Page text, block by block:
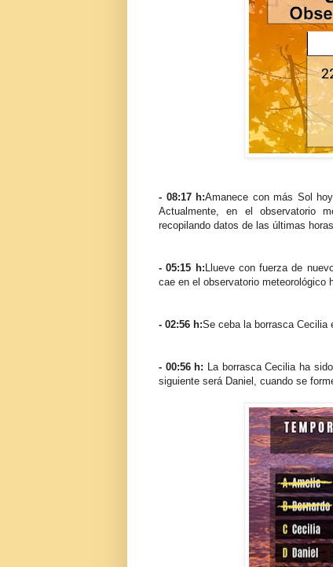
- 08:17 h:Amanece con más Sol
Actualmente, en el observatorio
recopilando datos de las últimas
- 05:15 h:Llueve con fuerza de
cae en el observatorio meteorológico
- 02:56 h:Se ceba la borrasca Cecilia
- 00:56 h: La borrasca Cecilia ha
siguiente será Daniel, cuando se